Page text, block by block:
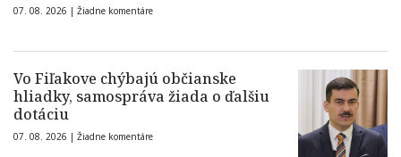
07. 08. 2026 | Žiadne komentáre
Vo Fiľakove chýbajú občianske
hliadky, samospráva žiada o ďalšiu
dotáciu
07. 08. 2026 | Žiadne komentáre